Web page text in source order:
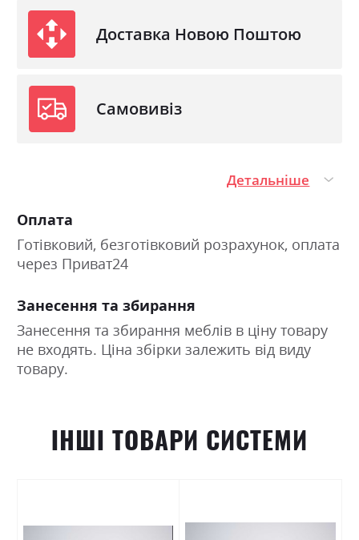
Доставка Новою Поштою
Самовивіз
Детальніше
Оплата
Готівковий, безготівковий розрахунок, оплата
через Приват24
Занесення та збирання
Занесення та збирання меблів в ціну товару
не входять. Ціна збірки залежить від виду
товару.
ІНШІ ТОВАРИ СИСТЕМИ